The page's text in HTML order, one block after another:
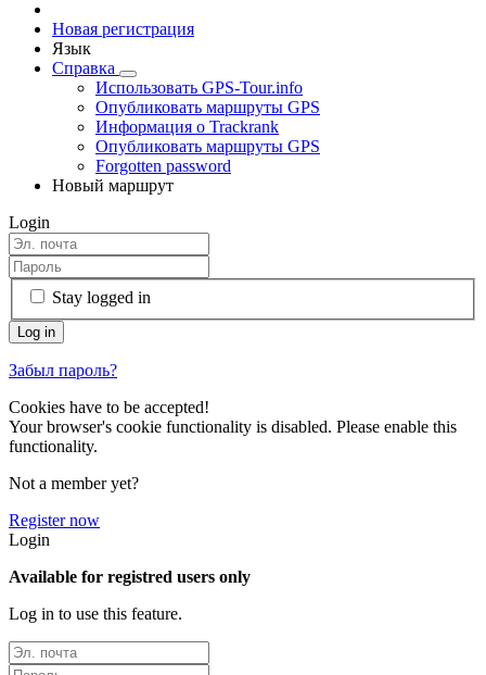
Новая регистрация
Язык
Справка
Использовать GPS-Tour.info
Опубликовать маршруты GPS
Информация о Trackrank
Опубликовать маршруты GPS
Forgotten password
Новый маршрут
Login
Stay logged in
Забыл пароль?
Cookies have to be accepted!
Your browser's cookie functionality is disabled. Please enable this
functionality.
Not a member yet?
Register now
Login
Available for registred users only
Log in to use this feature.